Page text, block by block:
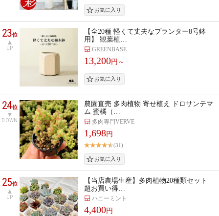
23位
UP
【全20種 軽くて丈夫なプランター8号鉢
用】 観葉植…
GREENBASE
13,200円～
24位
DOWN
農園直売 多肉植物 寄せ植え ドロサンテマ
ム 蜜橘（…
多肉専門VERVE
1,698円
(31)
25位
UP
【当店農場生産】多肉植物20種類セット
超お買い得…
ハニーミント
4,400円